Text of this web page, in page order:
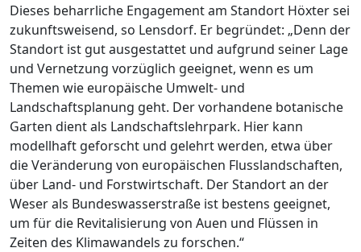
Dieses beharrliche Engagement am Standort Höxter sei
zukunftsweisend, so Lensdorf. Er begründet: „Denn der
Standort ist gut ausgestattet und aufgrund seiner Lage
und Vernetzung vorzüglich geeignet, wenn es um
Themen wie europäische Umwelt- und
Landschaftsplanung geht. Der vorhandene botanische
Garten dient als Landschaftslehrpark. Hier kann
modellhaft geforscht und gelehrt werden, etwa über
die Veränderung von europäischen Flusslandschaften,
über Land- und Forstwirtschaft. Der Standort an der
Weser als Bundeswasserstraße ist bestens geeignet,
um für die Revitalisierung von Auen und Flüssen in
Zeiten des Klimawandels zu forschen.“